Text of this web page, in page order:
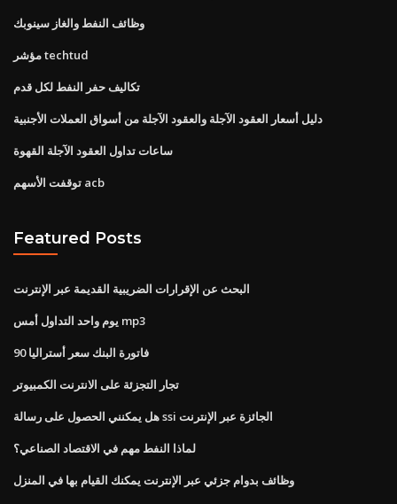
وظائف النفط والغاز سينوبك
مؤشر techtud
تكاليف حفر النفط لكل قدم
دليل أسعار العقود الآجلة والعقود الآجلة من أسواق العملات الأجنبية
ساعات تداول العقود الآجلة القهوة
توقفت الأسهم acb
Featured Posts
البحث عن الإقرارات الضريبية القديمة عبر الإنترنت
يوم واحد التداول أمس mp3
90 فاتورة البنك سعر أستراليا
تجار التجزئة على الانترنت الكمبيوتر
هل يمكنني الحصول على رسالة ssi الجائزة عبر الإنترنت
لماذا النفط مهم في الاقتصاد الصناعي؟
وظائف بدوام جزئي عبر الإنترنت يمكنك القيام بها في المنزل